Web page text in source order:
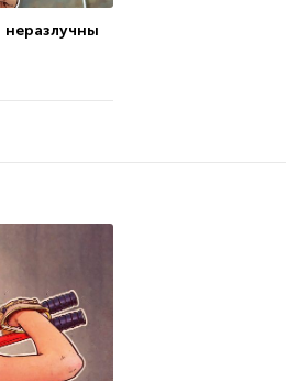
неразлучны